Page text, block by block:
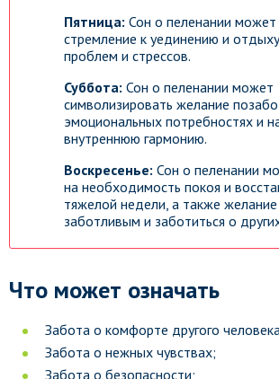
Пятница: Сон о пеленании может
стремление к уединению и
проблем и стрессов.
Суббота: Сон о пеленании может
символизировать желание
эмоциональных потребностях и
внутреннюю гармонию.
Воскресенье: Сон о пеленании
на необходимость покоя и
тяжелой недели, а также
заботливым и заботиться о
Что может означать
Забота о комфорте другого
Забота о нежных чувствах;
Забота о безопасности;